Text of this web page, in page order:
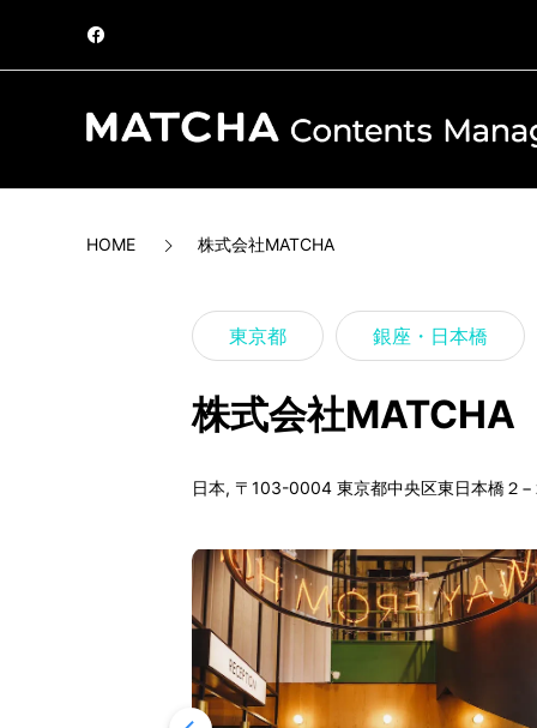
HOME 株式会社MATCHA
東京都 銀座・日本橋
株式会社MATCHA
日本, 〒103-0004 東京都中央区東日本橋２